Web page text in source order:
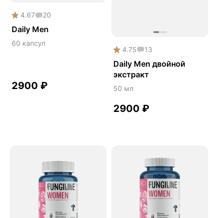
Онколинейка
Онкопротектор
Орех чёрный
Поддержка иммунитета
Противовоспалительное
Расторопша
СДВГ
4.67 20
Daily Men
60 капсул
2900 ₽
4.75 13
Daily Men двойной
экстракт
50 мл
2900 ₽